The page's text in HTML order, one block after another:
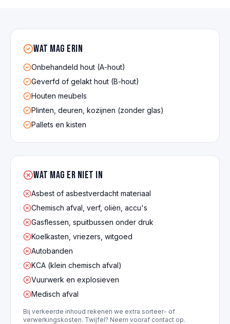
Wat mag erin
Onbehandeld hout (A-hout)
Geverfd of gelakt hout (B-hout)
Houten meubels
Plinten, deuren, kozijnen (zonder glas)
Pallets en kisten
Wat mag er NIET in
Asbest of asbestverdacht materiaal
Chemisch afval, verf, oliën, accu's
Gasflessen, spuitbussen onder druk
Koelkasten, vriezers, witgoed
Autobanden
KCA (klein chemisch afval)
Vuurwerk en explosieven
Medisch afval
Bij verkeerde inhoud rekenen we extra sorteer- of
verwerkingskosten. Twijfel? Neem vooraf contact op.